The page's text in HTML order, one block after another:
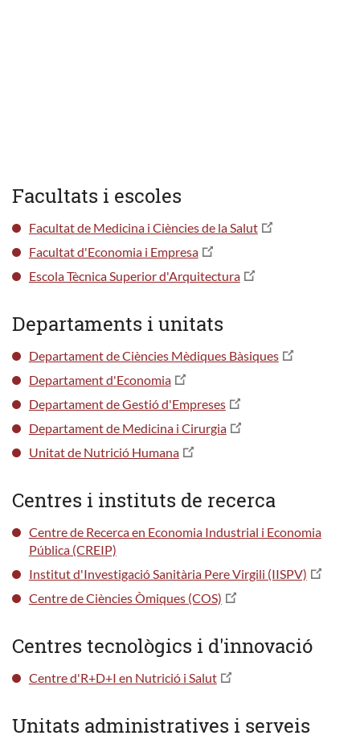
Facultats i escoles
Facultat de Medicina i Ciències de la Salut
Facultat d'Economia i Empresa
Escola Tècnica Superior d'Arquitectura
Departaments i unitats
Departament de Ciències Mèdiques Bàsiques
Departament d'Economia
Departament de Gestió d'Empreses
Departament de Medicina i Cirurgia
Unitat de Nutrició Humana
Centres i instituts de recerca
Centre de Recerca en Economia Industrial i Economia
Pública (CREIP)
Institut d'Investigació Sanitària Pere Virgili (IISPV)
Centre de Ciències Òmiques (COS)
Centres tecnològics i d'innovació
Centre d'R+D+I en Nutrició i Salut
Unitats administratives i serveis